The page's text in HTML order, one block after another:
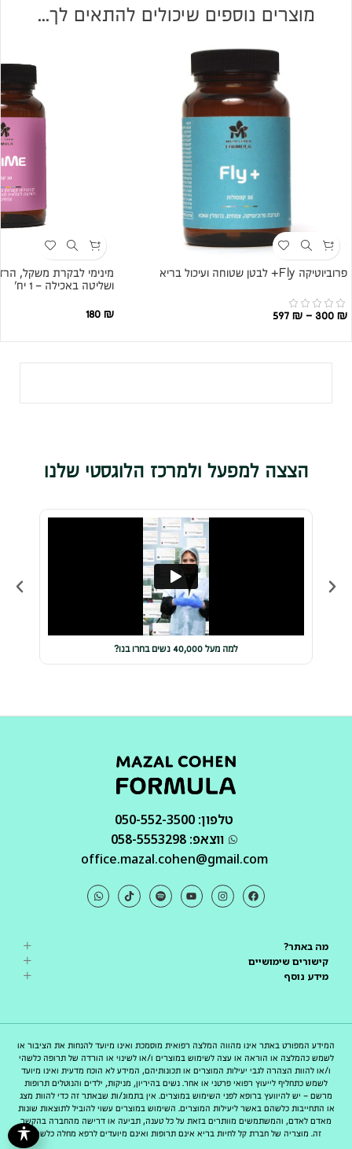
מוצרים נוספים שיכולים להתאים לך...
פרוביוטיקה Fly+ לבטן שטוחה ועיכול בריא
300 ₪
–
597 ₪
מינימי לבקרת משקל,
ושליטה באכילה – 1 יח׳
180 ₪
הצצה למפעל ולמרכז הלוגסטי שלנו
למה מעל 40,000 נשים בחרו בנו?
טלפון: 050-552-3500
ווצאפ: 058-5553298
office.mazal.cohen@gmail.com
מה באתר?
קישורים שימושיים
מידע נוסף
המידע המפורט באתר אינו מהווה המלצה רפואית מוסמכת ואינו מיועד להנחות את הציבור או
לשמש כהמלצה או הוראה או עצה לשימוש במוצרים ו/או לשינוי או הורדה של תרופה כלשהי
ו/או להוות הצהרה לגבי יעילות המוצרים או תכונותיהם, המידע לא הוכח מדעית ואינו מיועד
לשמש כתחליף לייעוץ רפואי פרטני או אחר. נשים בהיריון, מניקות, ילדים והנוטלים תרופות
מרשם – יש להיוועץ ברופא לפני השימוש במוצרים. אין בתמונ/ות שבאתר זה כדי להוות מצג
או התחייבות כלשהם באשר ליעילות המוצרים. השימוש במוצרים עשוי להוביל לתוצאות שונות
מאדם לאדם, והמשתמשים מוותרים בזאת על כל טענה, תביעה או דרישה מהחברה בהקשר
זה. מוצריה של חברת קל לחיות בריא אינם תרופות ואינם מיועדים לרפא מחלה כלשהי.